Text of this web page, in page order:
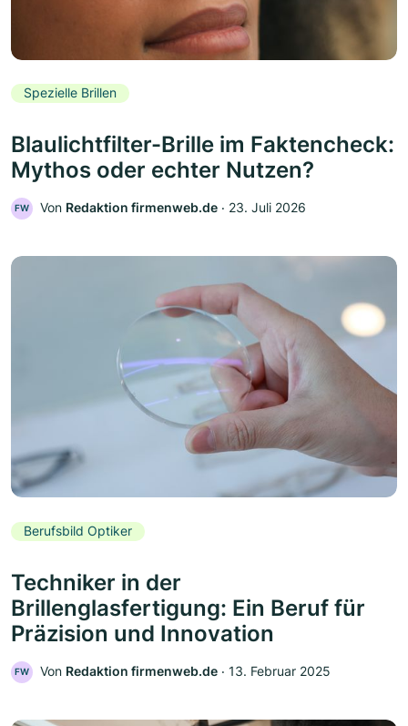
Spezielle Brillen
Blaulichtfilter-Brille im Faktencheck:
Mythos oder echter Nutzen?
FW Von Redaktion firmenweb.de ‧ 23. Juli 2026
Berufsbild Optiker
Techniker in der
Brillenglasfertigung: Ein Beruf für
Präzision und Innovation
FW Von Redaktion firmenweb.de ‧ 13. Februar 2025